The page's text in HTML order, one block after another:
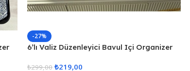
-27%
6’lı Valiz Düzenleyici Bavul Içi Organizer
₺299,00 ₺219,00